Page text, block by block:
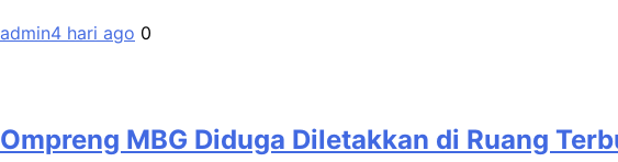
admin4 hari ago 0
Ompreng MBG Diduga Diletakkan di Ruang